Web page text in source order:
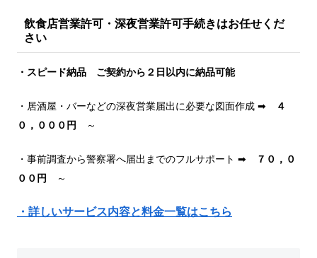
飲食店営業許可・深夜営業許可手続きはお任せくだ
さい
・スピード納品 ご契約から２日以内に納品可能
・居酒屋・バーなどの深夜営業届出に必要な図面作成 ➡
４
０，０００円
～
・事前調査から警察署へ届出までのフルサポート ➡
７０，０
００円
～
・詳しいサービス内容と料金一覧はこちら